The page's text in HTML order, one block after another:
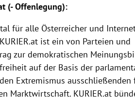
(-Offenlegung):
für alle Österreicher und
KURIER.at ist ein von Parteien und
zur demokratischen
auf der Basis der
Extremismus ausschließenden
Marktwirtschaft. KURIER.at